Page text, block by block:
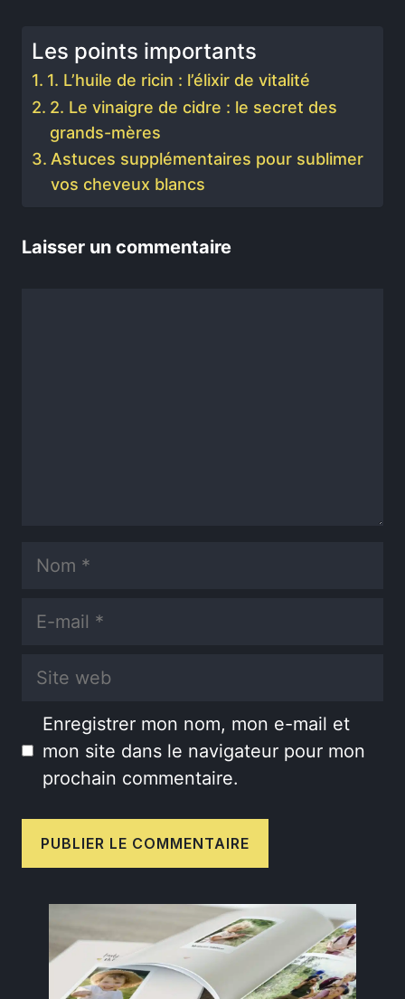
Les points importants
1. L’huile de ricin : l’élixir de vitalité
2. Le vinaigre de cidre : le secret des
grands-mères
Astuces supplémentaires pour sublimer
vos cheveux blancs
Laisser un commentaire
Nom
E-
Site
Enregistrer mon nom, mon e-mail et
mon site dans le navigateur pour mon
prochain commentaire.